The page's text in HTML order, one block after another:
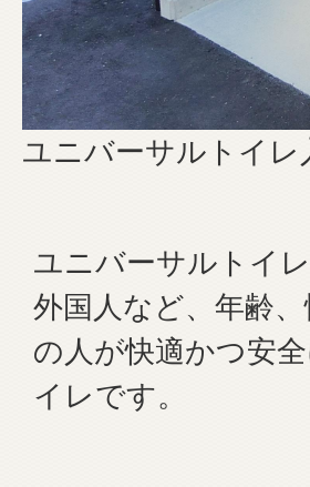
ユニバーサルトイ
ユニバーサルトイ
外国人など、年齢
の人が快適かつ安
イレです。